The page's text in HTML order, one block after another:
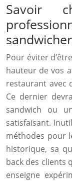
Savoir
Pour éviter
hauteur de vos
restaurant avec
Ce dernier
sandwich ou
satisfaisant.
méthodes pour
historique, sa
back des clients
enseigne